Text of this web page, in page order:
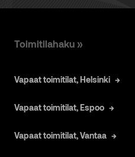
Toimitilahaku »
Vapaat toimitilat, Helsinki
Vapaat toimitilat, Espoo
Vapaat toimitilat, Vantaa